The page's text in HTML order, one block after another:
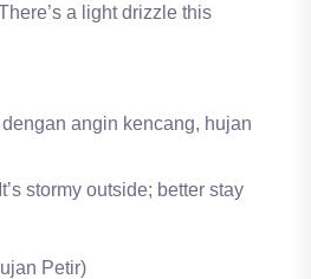
a light drizzle this
angin kencang, hujan
stormy outside; better stay
Petir)